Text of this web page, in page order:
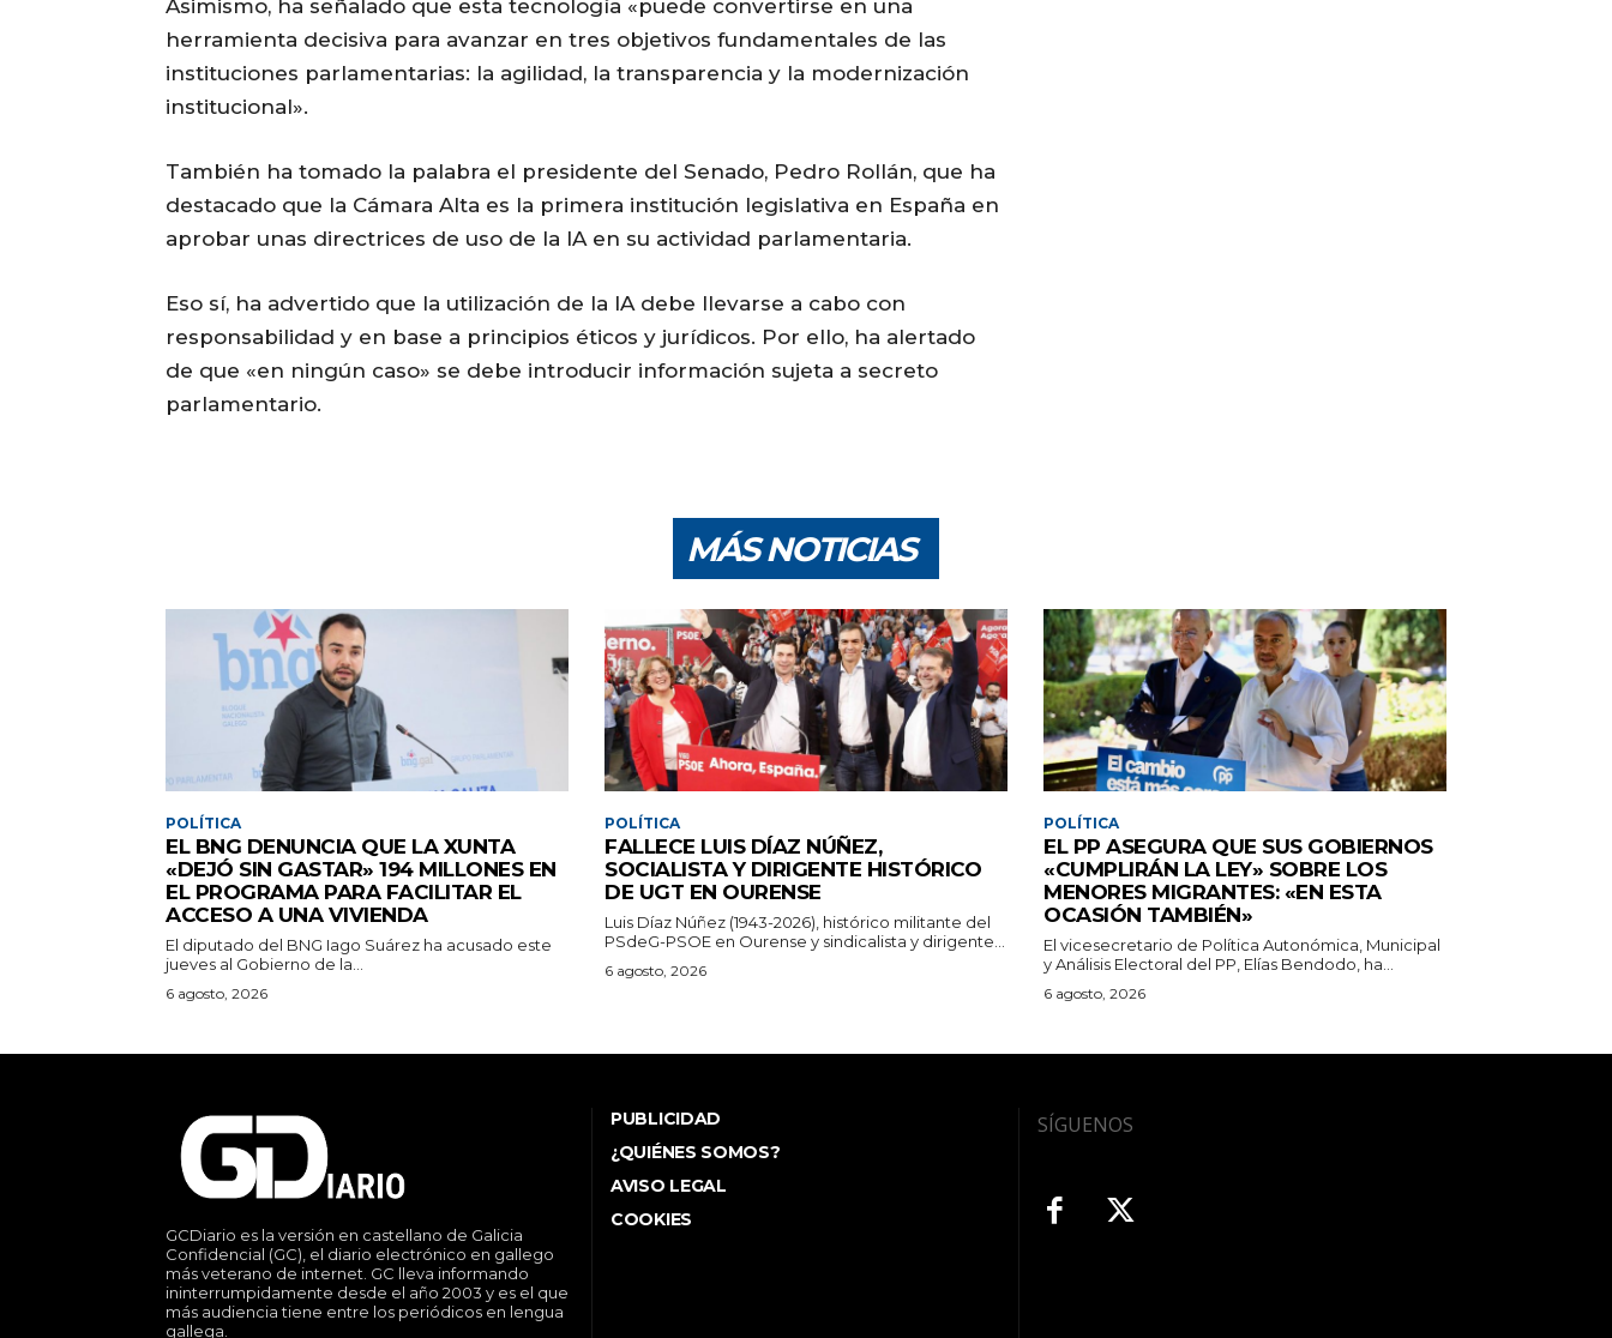
Asimismo, ha señalado que esta tecnología «puede convertirse en una
herramienta decisiva para avanzar en tres objetivos fundamentales de las
instituciones parlamentarias: la agilidad, la transparencia y la modernización
institucional».
También ha tomado la palabra el presidente del Senado, Pedro Rollán, que ha
destacado que la Cámara Alta es la primera institución legislativa en España en
aprobar unas directrices de uso de la IA en su actividad parlamentaria.
Eso sí, ha advertido que la utilización de la IA debe llevarse a cabo con
responsabilidad y en base a principios éticos y jurídicos. Por ello, ha alertado
de que «en ningún caso» se debe introducir información sujeta a secreto
parlamentario.
MÁS NOTICIAS
POLÍTICA
EL BNG DENUNCIA QUE LA XUNTA
«DEJÓ SIN GASTAR» 194 MILLONES EN
EL PROGRAMA PARA FACILITAR EL
ACCESO A UNA VIVIENDA
El diputado del BNG Iago Suárez ha acusado este
jueves al Gobierno de la...
6 agosto, 2026
POLÍTICA
FALLECE LUIS DÍAZ NÚÑEZ,
SOCIALISTA Y DIRIGENTE HISTÓRICO
DE UGT EN OURENSE
Luis Díaz Núñez (1943-2026), histórico militante del
PSdeG-PSOE en Ourense y sindicalista y dirigente...
6 agosto, 2026
POLÍTICA
EL PP ASEGURA QUE SUS GOBIERNOS
«CUMPLIRÁN LA LEY» SOBRE LOS
MENORES MIGRANTES: «EN ESTA
OCASIÓN TAMBIÉN»
El vicesecretario de Política Autonómica, Municipal
y Análisis Electoral del PP, Elías Bendodo, ha...
6 agosto, 2026
GCDiario es la versión en castellano de Galicia
Confidencial (GC), el diario electrónico en gallego
más veterano de internet. GC lleva informando
ininterrumpidamente desde el año 2003 y es el que
más audiencia tiene entre los periódicos en lengua
gallega.
PUBLICIDAD
¿QUIÉNES SOMOS?
AVISO LEGAL
COOKIES
SÍGUENOS